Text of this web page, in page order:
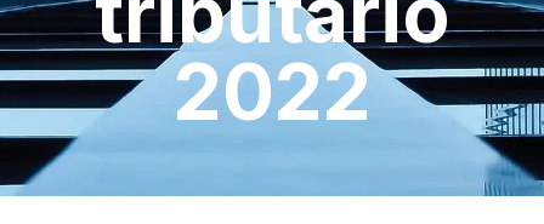
2022